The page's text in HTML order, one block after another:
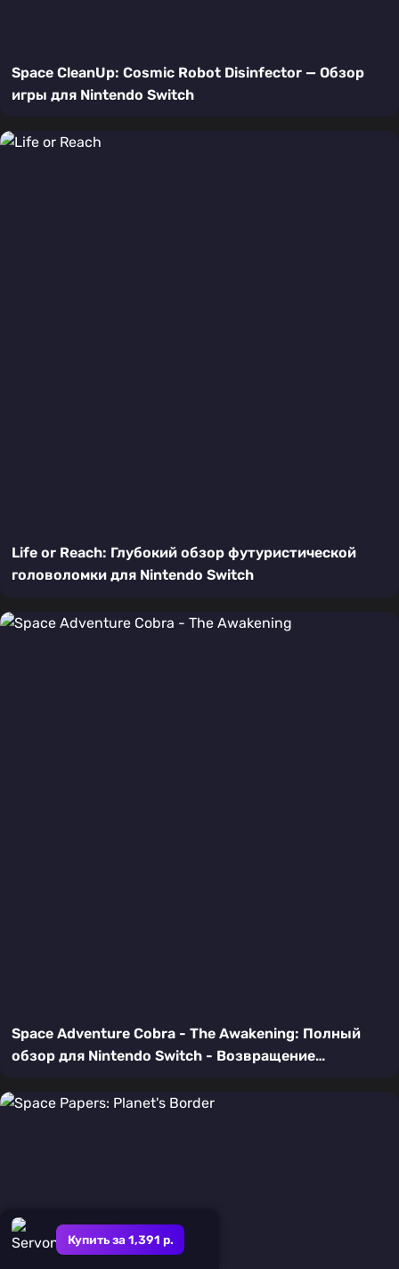
Купить за 1,391 р.
Space CleanUp: Cosmic Robot Disinfector — Обзор
игры для Nintendo Switch
Life or Reach: Глубокий обзор футуристической
головоломки для Nintendo Switch
Space Adventure Cobra - The Awakening: Полный
обзор для Nintendo Switch - Возвращение